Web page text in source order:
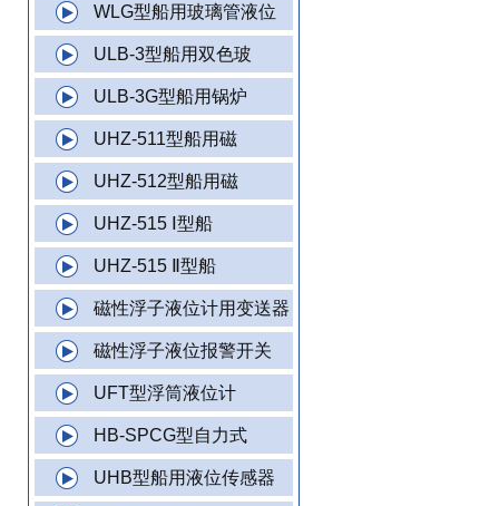
WLG型船用玻璃管液位
ULB-3型船用双色玻
ULB-3G型船用锅炉
UHZ-511型船用磁
UHZ-512型船用磁
UHZ-515 Ⅰ型船
UHZ-515 Ⅱ型船
磁性浮子液位计用变送器
磁性浮子液位报警开关
UFT型浮筒液位计
HB-SPCG型自力式
UHB型船用液位传感器